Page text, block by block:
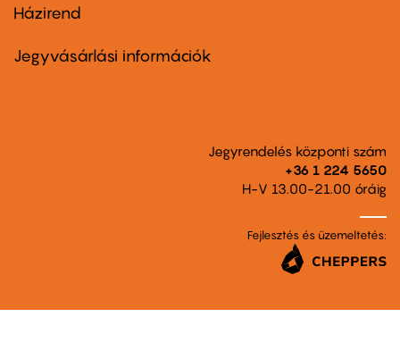
Footer
second
Házirend
Jegyvásárlási információk
Jegyrendelés központi szám
+36 1 224 5650
H-V 13.00-21.00 óráig
Fejlesztés és üzemeltetés: